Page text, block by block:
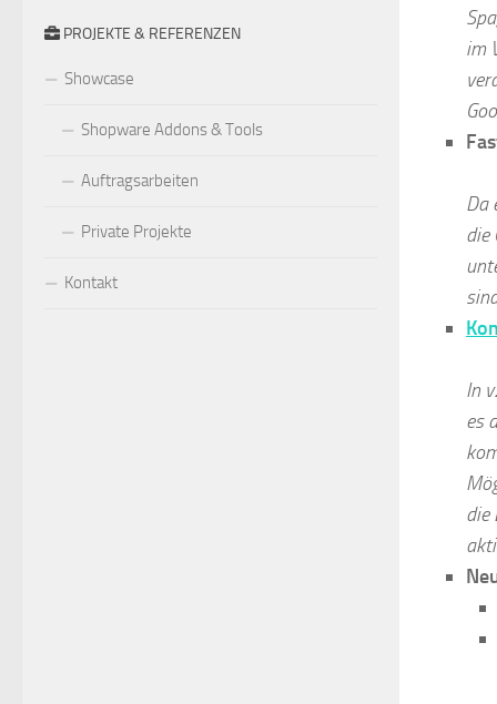
im
Da
die
In
es
die
PROJEKTE & REFERENZEN
Showcase
Shopware Addons & Tools
Auftragsarbeiten
Private Projekte
Kontakt